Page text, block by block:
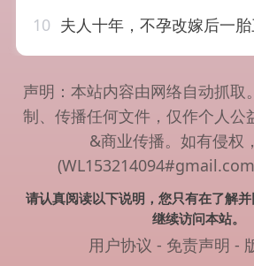
10 夫人十年，不孕改嫁后一胎三宝！&夫人十年不孕改嫁
声明：本站内容由网络自动抓取
制、传播任何文件，仅作个人公
&商业传播。如有侵权
请认真阅读以下说明，您只有在了解
继续访问本站。
用户协议 - 免责声明 -